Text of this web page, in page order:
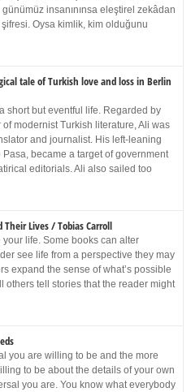
insanınınsa eleştirel zekâdan
Oysa kimlik, kim olduğunu
tale of Turkish love and loss in Berlin
short but eventful life. Regarded by
modernist Turkish literature, Ali was
and journalist. His left-leaning
became a target of government
editorials. Ali also sailed too
Lives / Tobias Carroll
life. Some books can alter
see life from a perspective they may
expand the sense of what’s possible
others tell stories that the reader might
you are willing to be and the more
to be about the details of your own
you are. You know what everybody